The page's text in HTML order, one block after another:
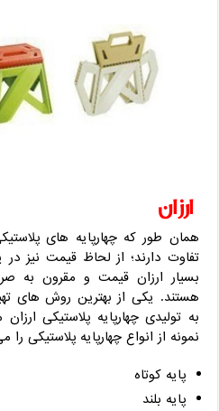
ارزان
همان طور که چهارپایه های
تفاوت دارند؛ از لحاظ قیمت نیز در
بسیار ارزان قیمت و مقرون به
هستند. یکی از بهترین روش های
به تولیدی چهارپایه پلاستیکی
نمونه از انواع چهارپایه پلاستیکی را
پایه کوتاه
پایه بلند